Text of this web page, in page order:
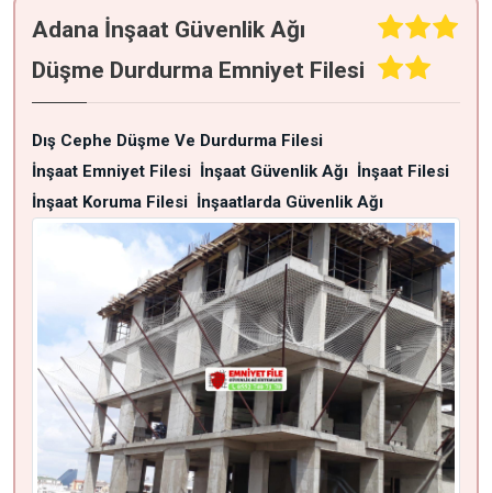
Adana İnşaat Güvenlik Ağı
Düşme Durdurma Emniyet Filesi
Dış Cephe Düşme Ve Durdurma Filesi
İnşaat Emniyet Filesi İnşaat Güvenlik Ağı İnşaat Filesi
İnşaat Koruma Filesi İnşaatlarda Güvenlik Ağı